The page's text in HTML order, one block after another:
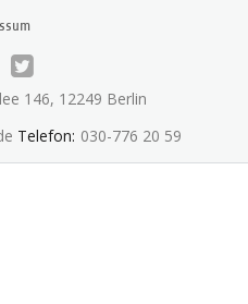
146, 12249 Berlin
Telefon: 030-776 20 59